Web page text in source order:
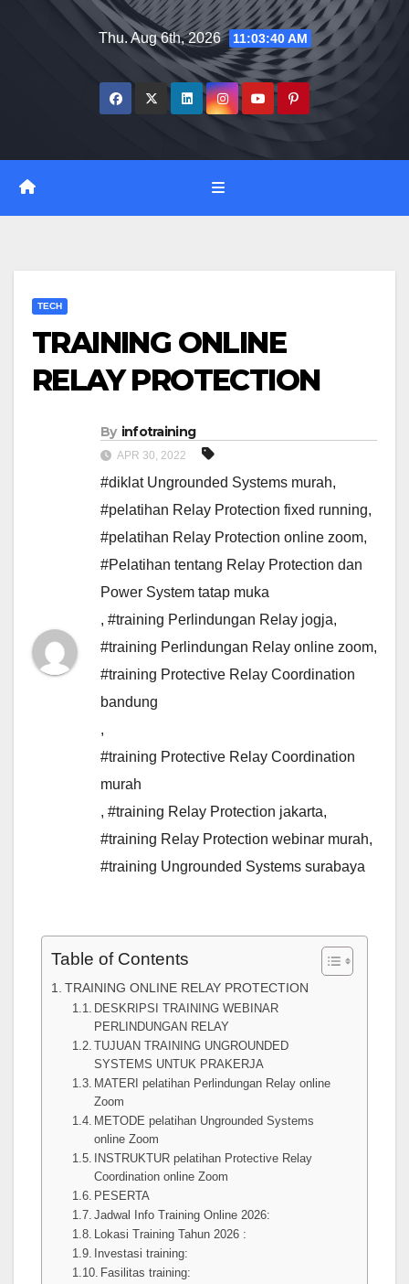
Thu. Aug 6th, 2026 11:03:41 AM
TECH
TRAINING ONLINE
RELAY PROTECTION
By infotraining
APR 30, 2022
#diklat Ungrounded Systems murah,
#pelatihan Relay Protection fixed running,
#pelatihan Relay Protection online zoom,
#Pelatihan tentang Relay Protection dan
Power System tatap muka
, #training Perlindungan Relay jogja,
#training Perlindungan Relay online zoom,
#training Protective Relay Coordination
bandung
,
#training Protective Relay Coordination
murah
, #training Relay Protection jakarta,
#training Relay Protection webinar murah,
#training Ungrounded Systems surabaya
Table of Contents
TRAINING ONLINE RELAY PROTECTION
DESKRIPSI TRAINING WEBINAR
PERLINDUNGAN RELAY
TUJUAN TRAINING UNGROUNDED
SYSTEMS UNTUK PRAKERJA
MATERI pelatihan Perlindungan Relay online
Zoom
METODE pelatihan Ungrounded Systems
online Zoom
INSTRUKTUR pelatihan Protective Relay
Coordination online Zoom
PESERTA
Jadwal Info Training Online 2026:
Lokasi Training Tahun 2026 :
Investasi training:
Fasilitas training: